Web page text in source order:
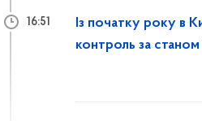
Із початку року в
контроль за
16:51